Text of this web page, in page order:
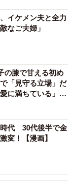
でしたが…
てくれました。
」です。
くとどこか神社
れる『貫』の建
イケメン夫と全力
なご夫婦」
膝で甘える初め
「見守る立場」だ
に満ちている」
時代 30代後半で金
変！【漫画】